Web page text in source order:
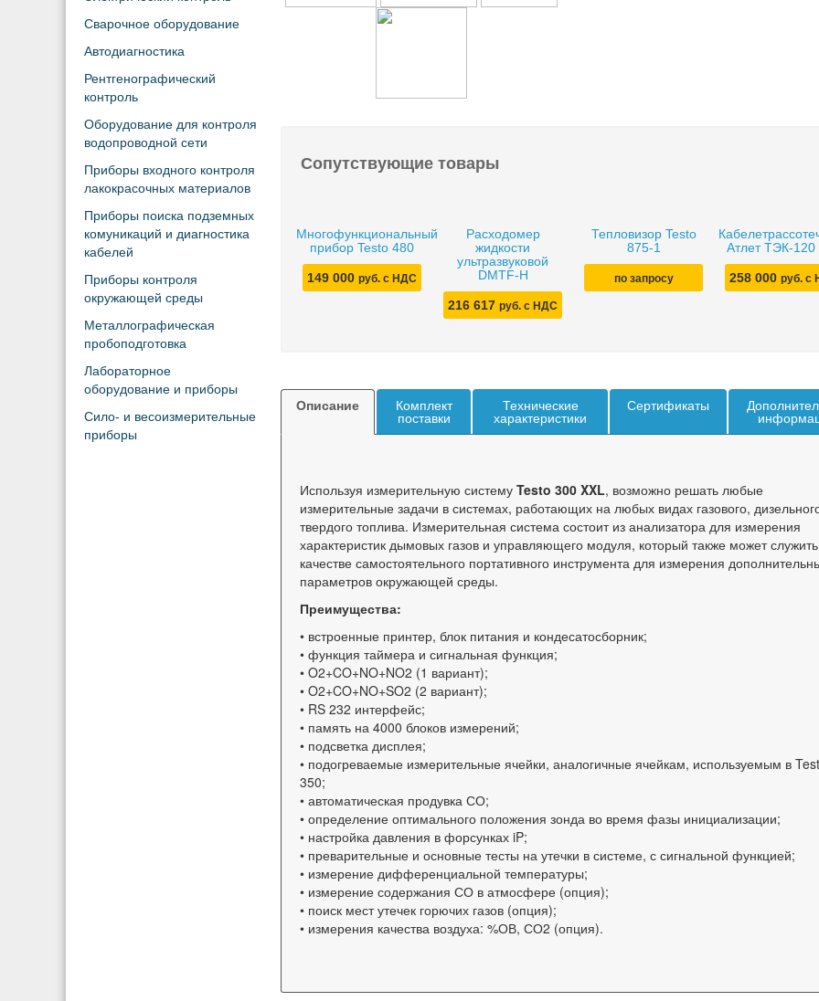
Сварочное оборудование
Автодиагностика
Рентгенографический
контроль
Оборудование для контроля
водопроводной сети
Приборы входного контроля
лакокрасочных материалов
Приборы поиска подземных
комуникаций и диагностика
кабелей
Приборы контроля
окружающей среды
Металлографическая
пробоподготовка
Лабораторное
оборудование и приборы
Сило- и весоизмерительные
приборы
Сопутствующие товары
Многофункциональный
прибор Testo 480
149 000 руб. с НДС
Расходомер
жидкости
ультразвуковой
DMTF-H
216 617 руб. с НДС
Тепловизор Testo
875-1
по запросу
Атлет ТЭК-
258 000 руб. с
Описание
Комплект
поставки
Технические
характеристики
Сертификаты
Используя измерительную систему Testo 300 XXL, возможно решать любые
измерительные задачи в системах, работающих на любых видах газового,
твердого топлива. Измерительная система состоит из анализатора для измерения
характеристик дымовых газов и управляющего модуля, который также может
качестве самостоятельного портативного инструмента для измерения
параметров окружающей среды.
Преимущества:
• встроенные принтер, блок питания и кондесатосборник;
• функция таймера и сигнальная функция;
• O2+CO+NO+NO2 (1 вариант);
• O2+CO+NO+SO2 (2 вариант);
• RS 232 интерфейс;
• память на 4000 блоков измерений;
• подсветка дисплея;
• подогреваемые измерительные ячейки, аналогичные ячейкам, используемым в
350;
• автоматическая продувка СО;
• определение оптимального положения зонда во время фазы инициализации;
• настройка давления в форсунках iP;
• преварительные и основные тесты на утечки в системе, с сигнальной функцией;
• измерение дифференциальной температуры;
• измерение содержания СО в атмосфере (опция);
• поиск мест утечек горючих газов (опция);
• измерения качества воздуха: %ОВ, СО2 (опция).